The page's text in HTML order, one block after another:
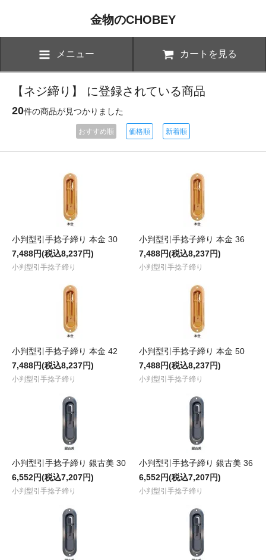
金物のCHOBEY
メニュー カートを見る
【ネジ締り】 に登録されている商品
20件の商品が見つかりました
おすすめ順 価格順 新着順
小判型引手捻子締り 本金 30
7,488円(税込8,237円)
小判型引手捻子締り
小判型引手捻子締り 本金 36
7,488円(税込8,237円)
小判型引手捻子締り
小判型引手捻子締り 本金 42
7,488円(税込8,237円)
小判型引手捻子締り
小判型引手捻子締り 本金 50
7,488円(税込8,237円)
小判型引手捻子締り
小判型引手捻子締り 銀古美 30
6,552円(税込7,207円)
小判型引手捻子締り
小判型引手捻子締り 銀古美 36
6,552円(税込7,207円)
小判型引手捻子締り